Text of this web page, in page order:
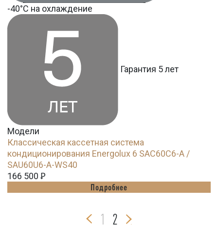
-40°С на охлаждение
Гарантия 5 лет
Модели
Классическая кассетная система
кондиционирования Energolux 6 SAC60C6-A /
SAU60U6-A-WS40
166 500 Ꝑ
Подробнее
1 2